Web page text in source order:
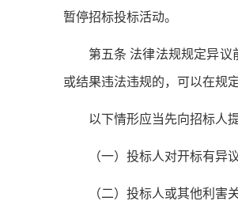
暂停招标投标活动。
第五条 法律法规规定异
或结果违法违规的，可以在规
以下情形应当先向招标人
（一）投标人对开标有异
（二）投标人或其他利害